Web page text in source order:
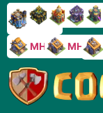
RH18RH17RH16
MH10 MH9